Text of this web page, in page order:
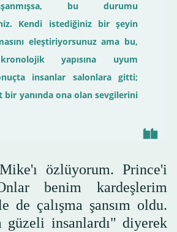
bu durumu
Kendi istediğiniz bir şeyin
eleştiriyorsunuz ama bu,
yapısına uyum
insanlar salonlara gitti;
bir yanında ona olan sevgilerini
özlüyorum. Prince'i
benim kardeşlerim
de çalışma şansım oldu.
insanlardı" diyerek